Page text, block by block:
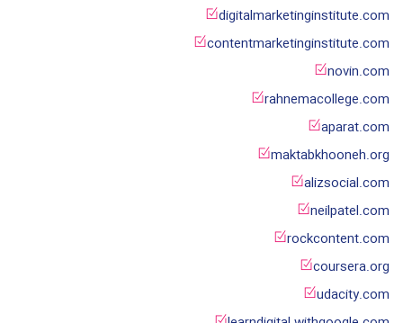
digitalmarketinginstitute.com
contentmarketinginstitute.com
novin.com
rahnemacollege.com
aparat.com
maktabkhooneh.org
alizsocial.com
neilpatel.com
rockcontent.com
coursera.org
udacity.com